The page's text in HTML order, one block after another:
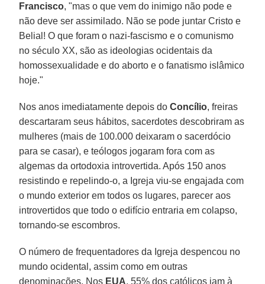
Francisco, "mas o que vem do inimigo não pode e
não deve ser assimilado. Não se pode juntar Cristo e
Belial! O que foram o nazi-fascismo e o comunismo
no século XX, são as ideologias ocidentais da
homossexualidade e do aborto e o fanatismo islâmico
hoje."
Nos anos imediatamente depois doConcílio, freiras
descartaram seus hábitos, sacerdotes descobriram as
mulheres (mais de 100.000 deixaram o sacerdócio
para se casar), e teólogos jogaram fora com as
algemas da ortodoxia introvertida. Após 150 anos
resistindo e repelindo-o, a Igreja viu-se engajada com
o mundo exterior em todos os lugares, parecer aos
introvertidos que todo o edifício entraria em colapso,
tornando-se escombros.
O número de frequentadores da Igreja despencou no
mundo ocidental, assim como em outras
denominações. Nos EUA, 55% dos católicos iam à